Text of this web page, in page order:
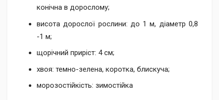
конічна в дорослому;
висота дорослої рослини: до 1 м, діаметр 0,8
-1 м;
щорічний приріст: 4 см;
хвоя: темно-зелена, коротка, блискуча;
морозостійкість: зимостійка